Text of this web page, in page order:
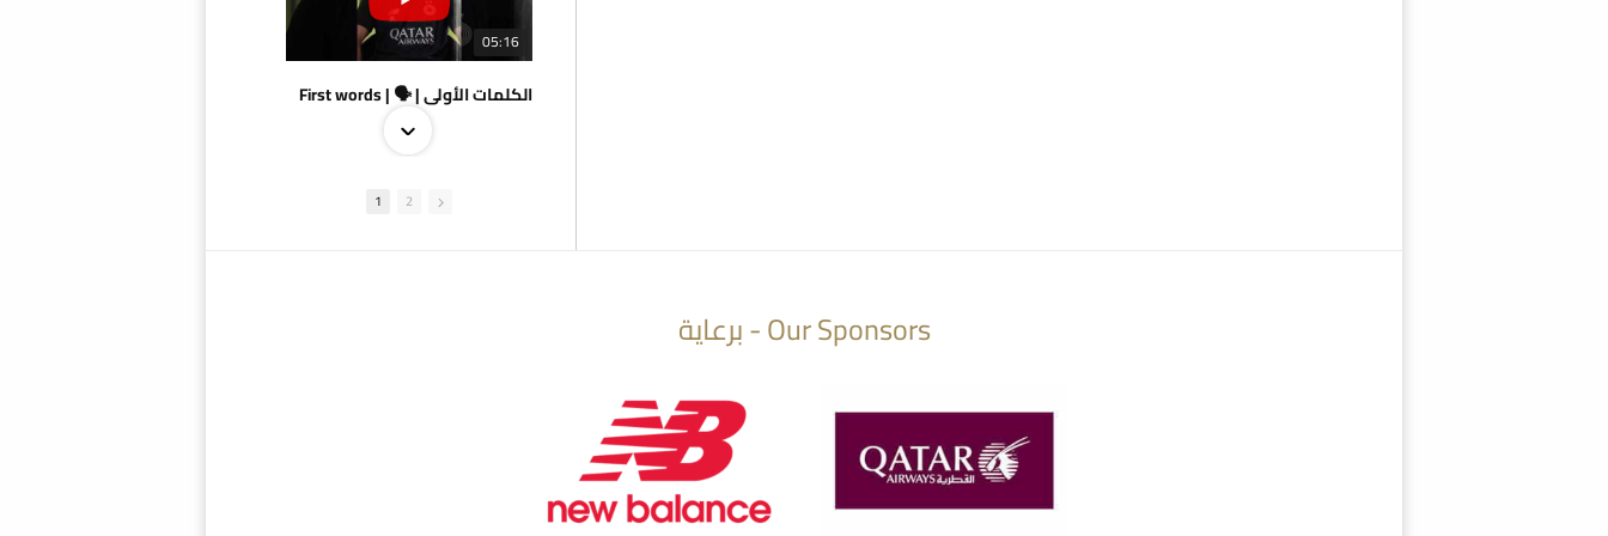
05:16
الكلمات الأولى | 🗣 | First words
1 2
Our Sponsors - برعاية